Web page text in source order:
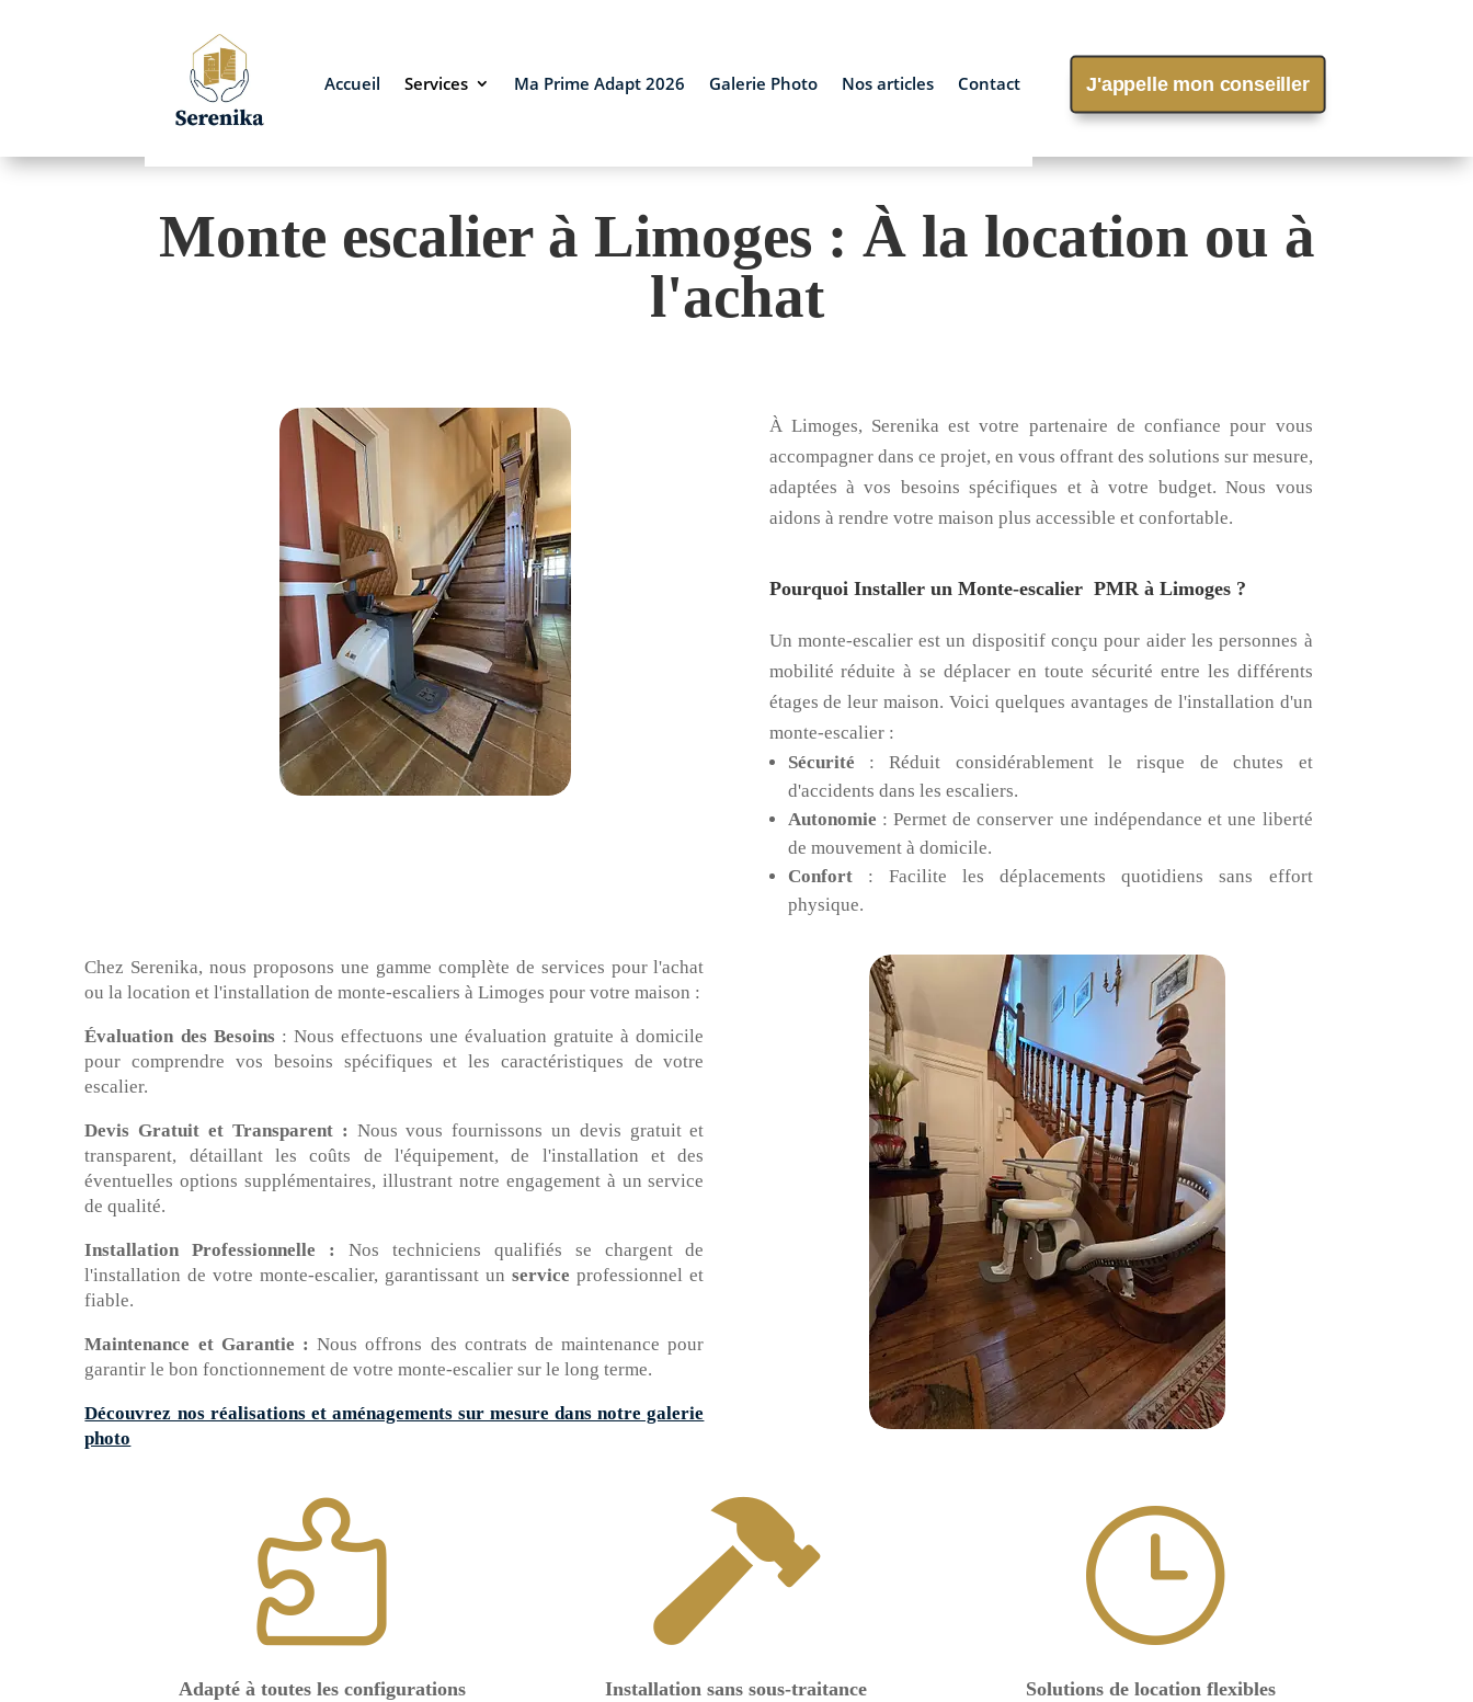
Accueil Services Ma Prime Adapt 2026 Galerie Photo Nos articles Contact J'appelle mon conseiller
Monte escalier à Limoges : À la location ou à
l'achat
À Limoges, Serenika est votre partenaire de confiance pour vous
accompagner dans ce projet, en vous offrant des solutions sur mesure,
adaptées à vos besoins spécifiques et à votre budget. Nous vous
aidons à rendre votre maison plus accessible et confortable.
Pourquoi Installer un Monte-escalier PMR à Limoges ?
Un monte-escalier est un dispositif conçu pour aider les personnes à
mobilité réduite à se déplacer en toute sécurité entre les différents
étages de leur maison. Voici quelques avantages de l'installation d'un
monte-escalier :
Sécurité : Réduit considérablement le risque de chutes et
d'accidents dans les escaliers.
Autonomie : Permet de conserver une indépendance et une liberté
de mouvement à domicile.
Confort: Facilite les déplacements quotidiens sans effort
physique.
Chez Serenika, nous proposons une gamme complète de services pour l'achat
ou la location et l'installation de monte-escaliers à Limoges pour votre maison :
Évaluation des Besoins: Nous effectuons une évaluation gratuite à domicile
pour comprendre vos besoins spécifiques et les caractéristiques de votre
escalier.
Devis Gratuit et Transparent : Nous vous fournissons un devis gratuit et
transparent, détaillant les coûts de l'équipement, de l'installation et des
éventuelles options supplémentaires, illustrant notre engagement à un service
de qualité.
Installation Professionnelle :
Nos techniciens qualifiés se chargent de
l'installation de votre monte-escalier, garantissant unservice professionnel et
fiable.
Maintenance et Garantie : Nous offrons des contrats de maintenance pour
garantir le bon fonctionnement de votre monte-escalier sur le long terme.
Découvrez nos réalisations et aménagements sur mesure dans notre galerie
photo

Adapté à toutes les configurations

Installation sans sous-traitance
}
Solutions de location flexibles